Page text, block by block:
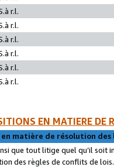
r.l.
r.l.
r.l.
r.l.
r.l.
r.l.
EN MATIERE DE
matière de résolution
que tout litige quel qu’il soit
des règles de conflits de